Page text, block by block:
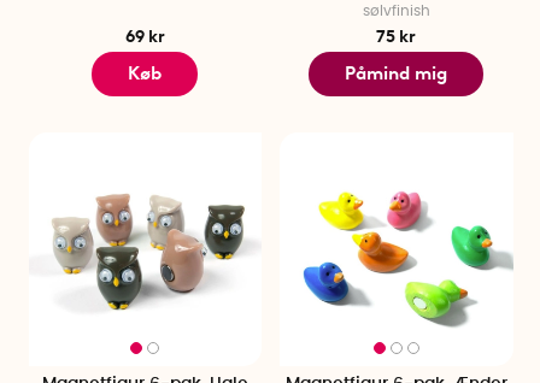
69 kr
Køb
sølvfinish
75 kr
Påmind mig